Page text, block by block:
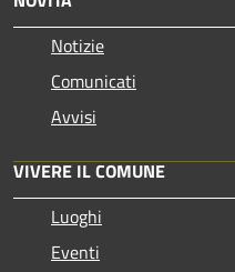
Notizie
Comunicati
Avvisi
VIVERE IL COMUNE
Luoghi
Eventi